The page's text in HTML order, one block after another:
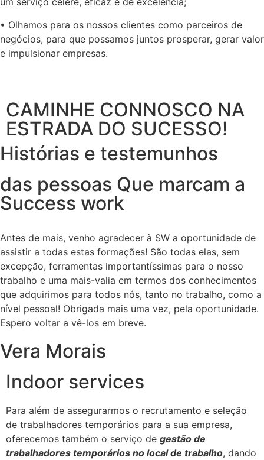
• Olhamos para os nossos clientes como parceiros de
negócios, para que possamos juntos prosperar, gerar valor
e impulsionar empresas.
CAMINHE CONNOSCO NA
ESTRADA DO SUCESSO!
Histórias e testemunhos
das pessoas Que marcam a
Success work
Antes de mais, venho agradecer à SW a oportunidade de
assistir a todas estas formações! São todas elas, sem
excepção, ferramentas importantíssimas para o nosso
trabalho e uma mais-valia em termos dos conhecimentos
que adquirimos para todos nós, tanto no trabalho, como a
nível pessoal! Obrigada mais uma vez, pela oportunidade.
Espero voltar a vê-los em breve.
Vera Morais
Indoor services
Para além de assegurarmos o recrutamento e seleção
de trabalhadores temporários para a sua empresa,
oferecemos também o serviço de gestão de
trabalhadores temporários no local de trabalho, dando